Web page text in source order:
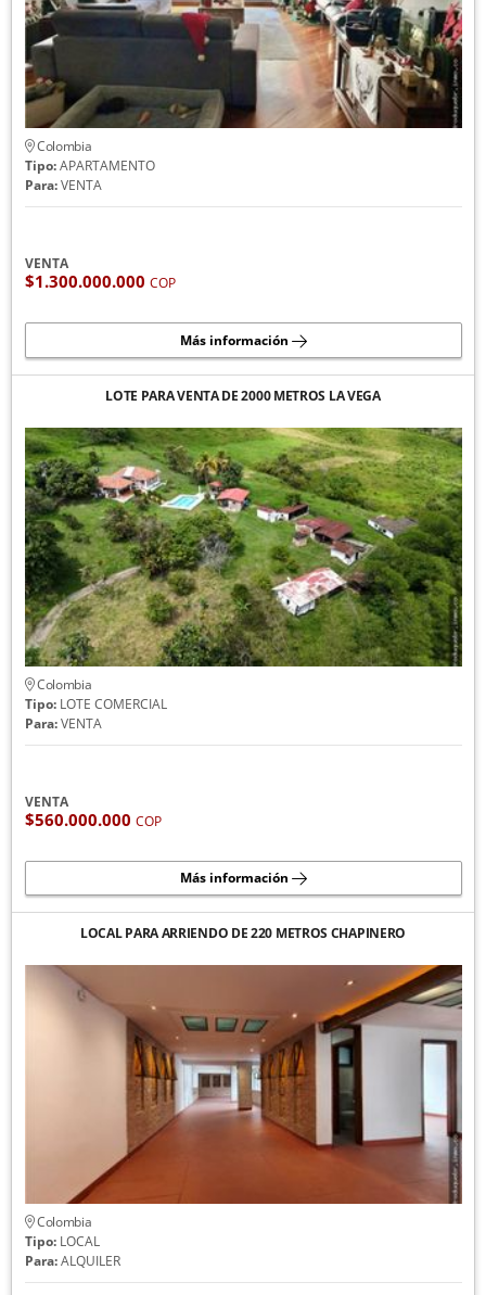
Colombia
Tipo:APARTAMENTO
Para:VENTA
VENTA
$1.300.000.000 COP
Más información
LOTE PARA VENTA DE 2000 METROS LA VEGA
Colombia
Tipo:LOTE COMERCIAL
Para:VENTA
VENTA
$560.000.000 COP
Más información
LOCAL PARA ARRIENDO DE 220 METROS CHAPINERO
Colombia
Tipo:LOCAL
Para:ALQUILER